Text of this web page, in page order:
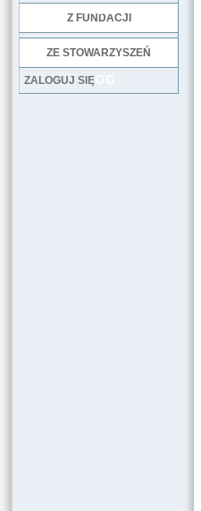
Z FUNDACJI
ZE STOWARZYSZEŃ
LOG
ZALOGUJ SIĘ